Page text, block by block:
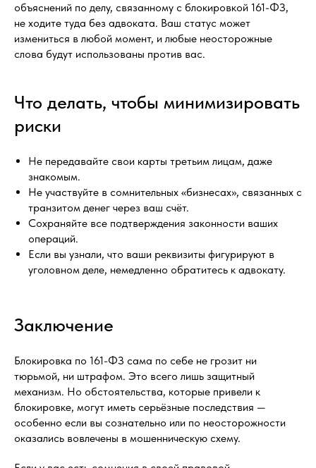
объяснений по делу, связанному с блокировкой 161-ФЗ,
не ходите туда без адвоката. Ваш статус может
измениться в любой момент, и любые неосторожные
слова будут использованы против вас.
Что делать, чтобы минимизировать
риски
Не передавайте свои карты третьим лицам, даже
знакомым.
Не участвуйте в сомнительных «бизнесах», связанных с
транзитом денег через ваш счёт.
Сохраняйте все подтверждения законности ваших
операций.
Если вы узнали, что ваши реквизиты фигурируют в
уголовном деле, немедленно обратитесь к адвокату.
Заключение
Блокировка по 161-ФЗ сама по себе не грозит ни
тюрьмой, ни штрафом. Это всего лишь защитный
механизм. Но обстоятельства, которые привели к
блокировке, могут иметь серьёзные последствия —
особенно если вы сознательно или по неосторожности
оказались вовлечены в мошенническую схему.